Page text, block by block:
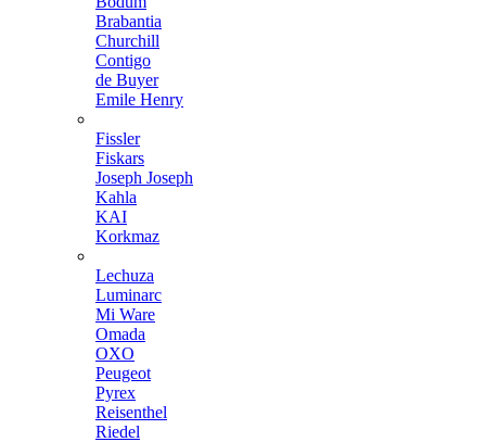
Brabantia
Churchill
Contigo
de Buyer
Emile Henry
Fissler
Fiskars
Joseph Joseph
Kahla
KAI
Korkmaz
Lechuza
Luminarc
Mi Ware
Omada
OXO
Peugeot
Pyrex
Reisenthel
Riedel